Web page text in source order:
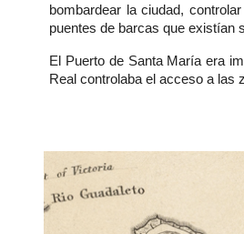
bombardear la ciudad,
puentes de barcas que existían
El Puerto de Santa María era
Real controlaba el acceso a las